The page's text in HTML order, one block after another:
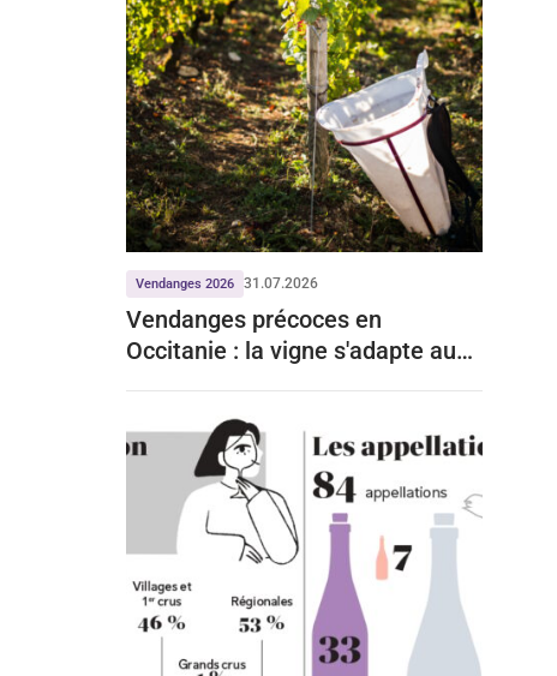
Vendanges 2026 31.07.2026
Vendanges précoces en
Occitanie : la vigne s'adapte aux